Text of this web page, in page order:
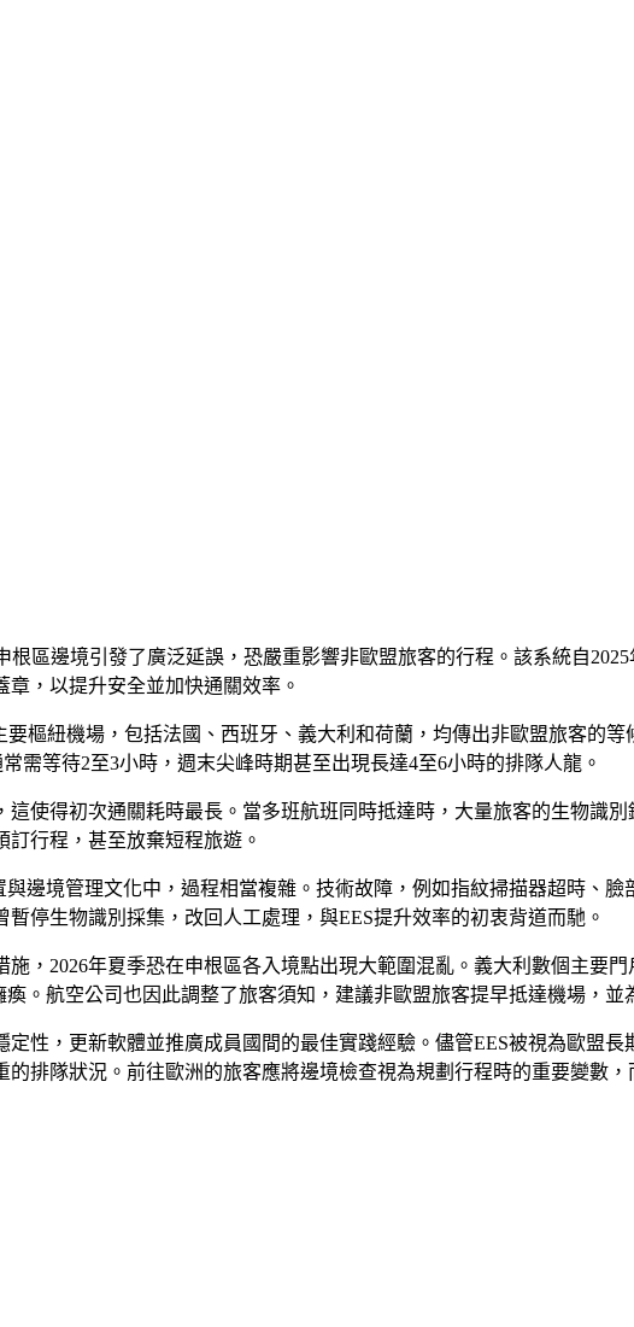
區邊境引發了廣泛延誤，恐嚴重影響非歐盟旅客的行程。該系統自2025
，以提升安全並加快通關效率。
樞紐機場，包括法國、西班牙、義大利和荷蘭，均傳出非歐盟旅客的
需等待2至3小時，週末尖峰時期甚至出現長達4至6小時的排隊人龍。
使得初次通關耗時最長。當多班航班同時抵達時，大量旅客的生物識
行程，甚至放棄短程旅遊。
邊境管理文化中，過程相當複雜。技術故障，例如指紋掃描器超時、
停生物識別採集，改回人工處理，與EES提升效率的初衷背道而馳。
，2026年夏季恐在申根區各入境點出現大範圍混亂。義大利數個主要
。航空公司也因此調整了旅客須知，建議非歐盟旅客提早抵達機場，並
定性，更新軟體並推廣成員國間的最佳實踐經驗。儘管EES被視為歐盟
排隊狀況。前往歐洲的旅客應將邊境檢查視為規劃行程時的重要變數，